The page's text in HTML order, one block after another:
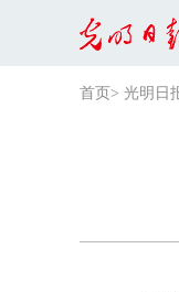
首页 > 光明日